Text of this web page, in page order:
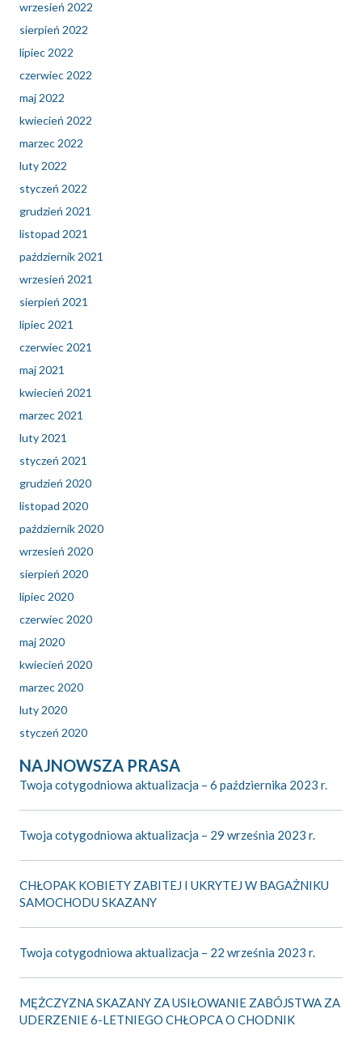
wrzesień 2022
sierpień 2022
lipiec 2022
czerwiec 2022
maj 2022
kwiecień 2022
marzec 2022
luty 2022
styczeń 2022
grudzień 2021
listopad 2021
październik 2021
wrzesień 2021
sierpień 2021
lipiec 2021
czerwiec 2021
maj 2021
kwiecień 2021
marzec 2021
luty 2021
styczeń 2021
grudzień 2020
listopad 2020
październik 2020
wrzesień 2020
sierpień 2020
lipiec 2020
czerwiec 2020
maj 2020
kwiecień 2020
marzec 2020
luty 2020
styczeń 2020
NAJNOWSZA PRASA
Twoja cotygodniowa aktualizacja – 6 października 2023 r.
Twoja cotygodniowa aktualizacja – 29 września 2023 r.
CHŁOPAK KOBIETY ZABITEJ I UKRYTEJ W BAGAŻNIKU
SAMOCHODU SKAZANY
Twoja cotygodniowa aktualizacja – 22 września 2023 r.
MĘŻCZYZNA SKAZANY ZA USIŁOWANIE ZABÓJSTWA ZA
UDERZENIE 6-LETNIEGO CHŁOPCA O CHODNIK